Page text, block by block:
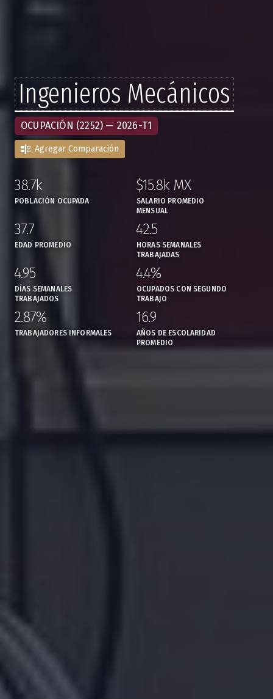
Ingenieros Mecánicos
OCUPACIÓN (2252) — 2026-T1
Agregar Comparación
38.7k,
POBLACIÓN OCUPADA
$15.8k MX,
SALARIO PROMEDIO
MENSUAL
37.7,
EDAD PROMEDIO
42.5,
HORAS SEMANALES
TRABAJADAS
4.95,
DÍAS SEMANALES
TRABAJADOS
4.4%
OCUPADOS CON SEGUNDO
TRABAJO
2.87%
TRABAJADORES INFORMALES
16.9
AÑOS DE ESCOLARIDAD
PROMEDIO